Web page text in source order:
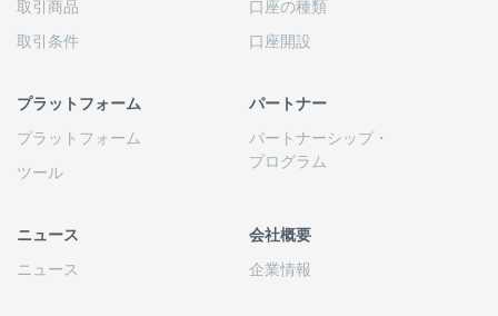
取引商品
取引条件
口座の種類
口座開設
プラットフォーム
プラットフォーム
ツール
パートナー
パートナーシップ・
プログラム
ニュース
ニュース
会社概要
企業情報